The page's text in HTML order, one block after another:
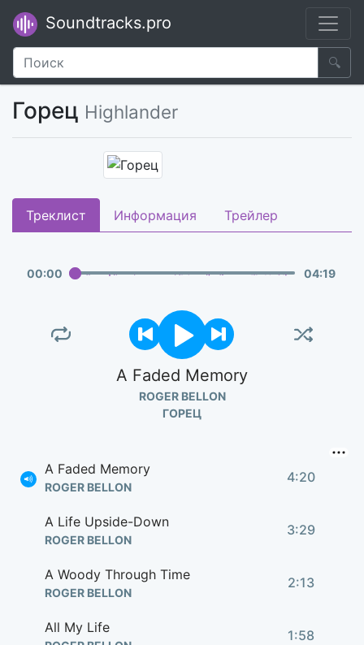
Soundtracks.pro
🔍
Горец Highlander
Треклист Информация Трейлер
00:00 04:19
A Faded Memory
ROGER BELLON
ГОРЕЦ
A Faded Memory
ROGER BELLON
4:20
A Life Upside-Down
ROGER BELLON
3:29
A Woody Through Time
ROGER BELLON
2:13
All My Life 1:58